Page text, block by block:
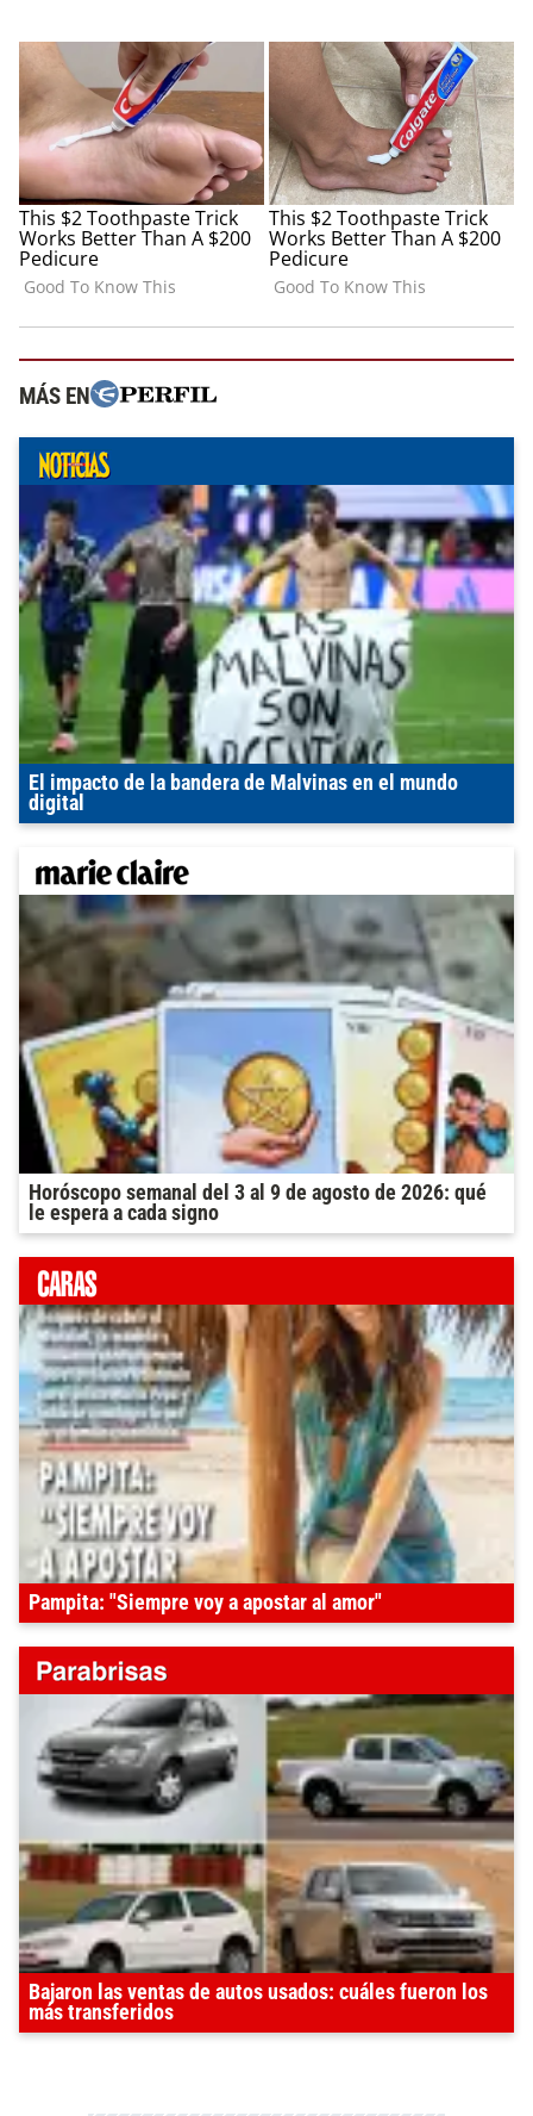
MÁS EN
El impacto de la bandera de Malvinas en el mundo
digital
Horóscopo semanal del 3 al 9 de agosto de 2026: qué
le espera a cada signo
Pampita: "Siempre voy a apostar al amor"
Bajaron las ventas de autos usados: cuáles fueron los
más transferidos